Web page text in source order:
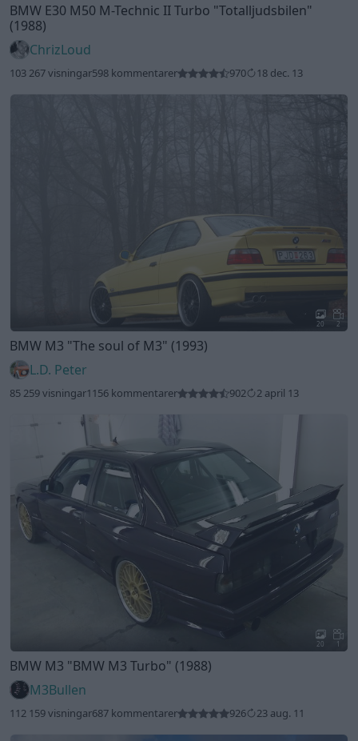
BMW E30 M50 M-Technic II Turbo "Totalljudsbilen"
(1988)
ChrizLoud
103 267 visningar598 kommentarer 970 18 dec. 13
20 2
BMW M3 "The soul of M3" (1993)
L.D. Peter
85 259 visningar1156 kommentarer 902 2 april 13
20 1
BMW M3 "BMW M3 Turbo" (1988)
M3Bullen
112 159 visningar687 kommentarer 926 23 aug. 11